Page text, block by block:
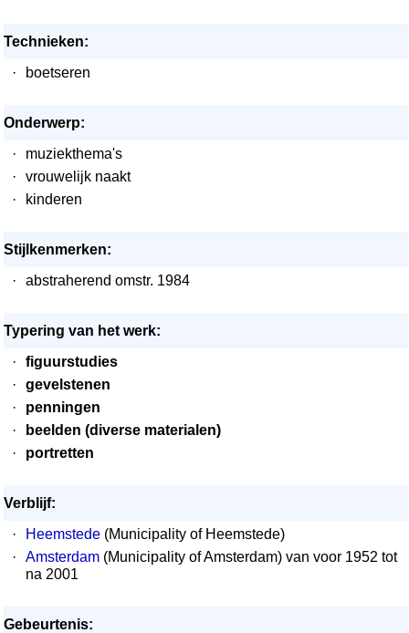
Technieken:
·
boetseren
Onderwerp:
·
muziekthema's
·
vrouwelijk naakt
·
kinderen
Stijlkenmerken:
·
abstraherend omstr. 1984
Typering van het werk:
·
figuurstudies
·
gevelstenen
·
penningen
·
beelden (diverse materialen)
·
portretten
Verblijf:
·
Heemstede (Municipality of Heemstede)
·
Amsterdam (Municipality of Amsterdam) van voor 1952 tot
na 2001
Gebeurtenis: